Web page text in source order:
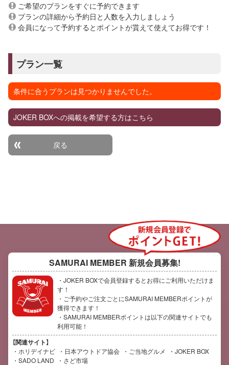
ご希望のプランをすぐに予約できます
プランの詳細から予約日と人数を入力しましょう
会員になって予約するとポイントが貰えて使えてお得です！
プラン一覧
条件に合うプランは見つかりませんでした。
JOKER BOXへの掲載を希望する方はこちら
戻る
SAMURAI MEMBER 新規会員募集!
・JOKER BOXで会員登録するとお得にご利用いただけま
す！
・ご予約やご注文ごとにSAMURAI MEMBERポイントが
獲得できます！
・SAMURAI MEMBERポイントは以下の関連サイトでも
利用可能！
【関連サイト】
ホリデイナビ 日本アウトドア協会 ご当地グルメ
JOKER BOX
SADO LAND
さど市場